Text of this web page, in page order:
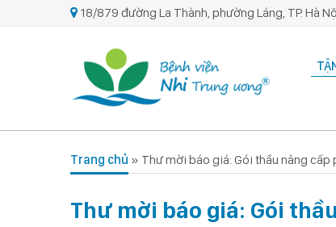
18/879 đường La Thành, phường Láng, TP. Hà
Trang chủ » Thư mời báo giá: Gói thầu nâng cấp
Thư mời báo giá: Gói